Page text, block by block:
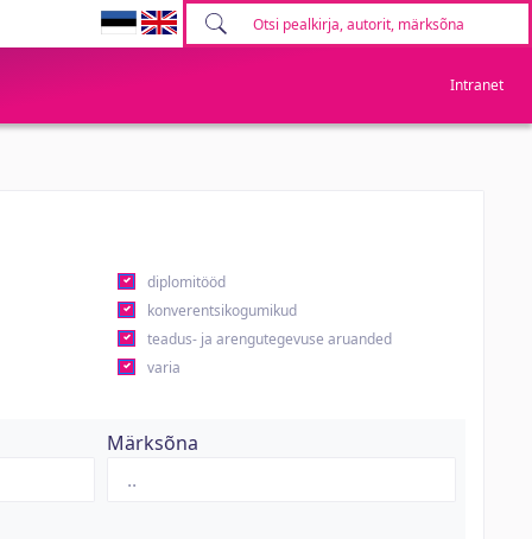
Intranet
diplomitööd
konverentsikogumikud
teadus- ja arengutegevuse aruanded
varia
Märksõna